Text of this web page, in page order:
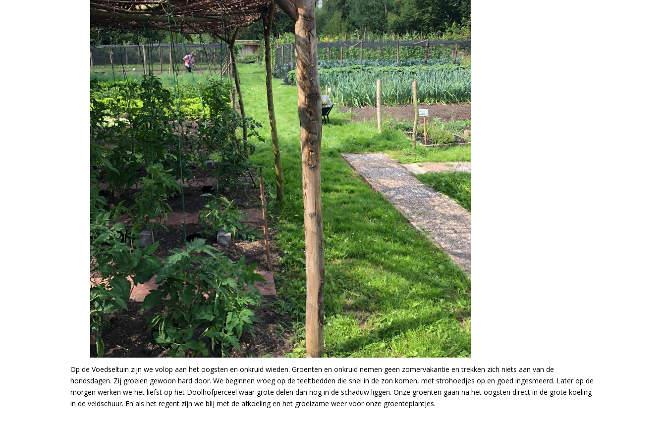
Op de Voedseltuin zijn we volop aan het oogsten en onkruid wieden. Groenten en onkruid nemen geen zomervakantie en trekken zich niets aan van de
hondsdagen. Zij groeien gewoon hard door. We beginnen vroeg op de teeltbedden die snel in de zon komen, met strohoedjes op en goed ingesmeerd. Later op de
morgen werken we het liefst op het Doolhofperceel waar grote delen dan nog in de schaduw liggen. Onze groenten gaan na het oogsten direct in de grote koeling
in de veldschuur. En als het regent zijn we blij met de afkoeling en het groeizame weer voor onze groenteplantjes.